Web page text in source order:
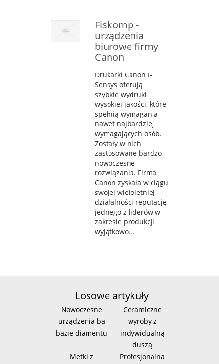
Fiskomp -
urządzenia
biurowe firmy
Canon
Drukarki Canon I-
Sensys oferują
szybkie wydruki
wysokiej jakości, które
spełnią wymagania
nawet najbardziej
wymagających osób.
Zostały w nich
zastosowane bardzo
nowoczesne
rozwiązania. Firma
Canon zyskała w ciągu
swojej wieloletniej
działalności reputację
jednego z liderów w
zakresie produkcji
wyjątkowo...
Losowe artykuły
Nowoczesne
urządzenia ba
bazie diamentu
Ceramiczne
wyroby z
indywidualną
duszą
Metki z
Profesjonalna